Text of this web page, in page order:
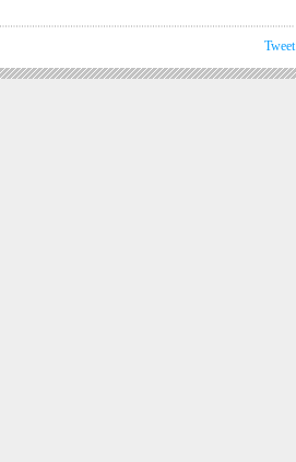
Tweet